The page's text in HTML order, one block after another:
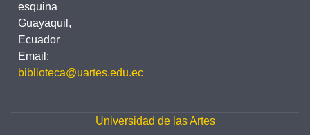
esquina
Guayaquil,
Ecuador
Email:
biblioteca@uartes.edu.ec
Universidad de las Artes